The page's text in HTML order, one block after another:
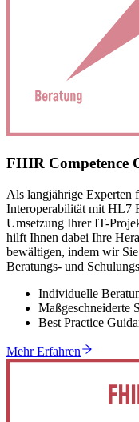
FHIR Competence
Als langjährige Experten
Interoperabilität mit HL7
Umsetzung Ihrer IT-
hilft Ihnen dabei Ihre
bewältigen, indem wir
Beratungs- und
Individuelle
Maßgeschneiderte
Best Practice
Mehr Erfahren